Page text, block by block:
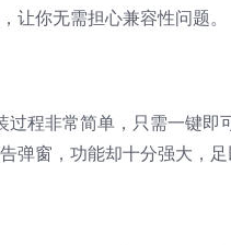
让你无需担心兼容性问题。
过程非常简单，只需一键即
弹窗，功能却十分强大，足